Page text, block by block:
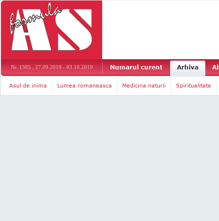
Nr. 1385 , 27.09.2019 - 03.10.2019 Numarul curent Arhiva
Asul de inima Lumea romaneasca Medicina naturii Spiritualitate